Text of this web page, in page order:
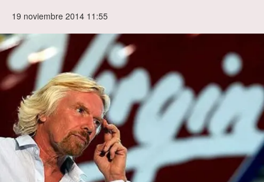
19 noviembre 2014 11:55